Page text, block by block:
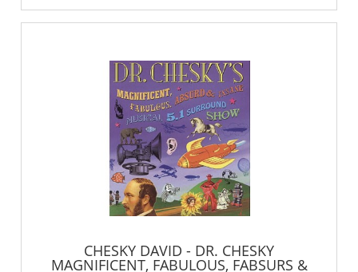
CHESKY DAVID - DR. CHESKY
MAGNIFICENT, FABULOUS, FABSURS &